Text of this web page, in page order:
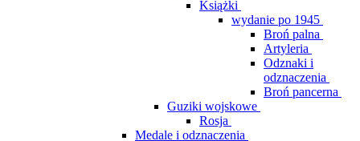
Książki
wydanie po 1945
Broń palna
Artyleria
Odznaki i
odznaczenia
Broń pancerna
Guziki wojskowe
Rosja
Medale i odznaczenia